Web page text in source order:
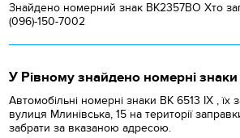
Знайдено номерний знак ВК2357ВО Хто
(096)-150-7002
У Рівному знайдено номерні знаки
Автомобільні номерні знаки BK 6513 IX ,
вулиця Млинівська, 15 на території
забрати за вказаною адресою.